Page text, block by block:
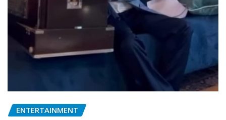
ENTERTAINMENT